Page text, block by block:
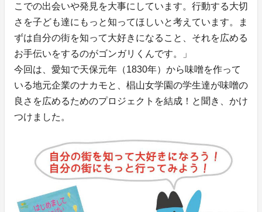
こでの出会いや発見を大事にしています。行動する大切
さを子ども達にもっと知ってほしいと考えています。ま
ずは自分の街を知って大好きになること、それを広める
お手伝いをするのがゴンガリくんです。」
今回は、愛知で天保元年（1830年）から味噌を作って
いる地元企業のナカモと、椙山女学園の学生達が味噌の
良さを広めるためのプロジェクトを結成！と聞き、かけ
つけました。